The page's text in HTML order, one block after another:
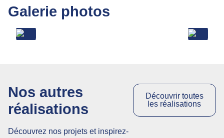
Galerie photos
Nos autres
réalisations
Découvrez nos projets et inspirez-
Découvrir toutes
les réalisations